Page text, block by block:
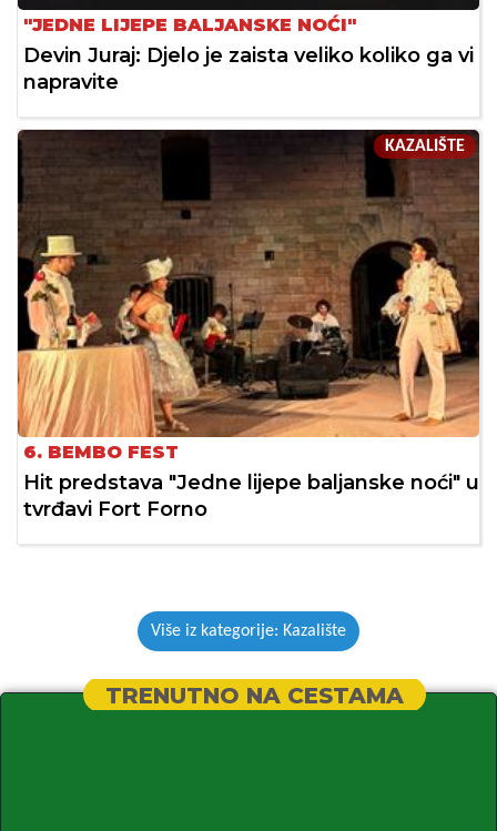
"JEDNE LIJEPE BALJANSKE NOĆI"
Devin Juraj: Djelo je zaista veliko koliko ga vi
napravite
KAZALIŠTE
6. BEMBO FEST
Hit predstava "Jedne lijepe baljanske noći" u
tvrđavi Fort Forno
Više iz kategorije: Kazalište
TRENUTNO NA CESTAMA